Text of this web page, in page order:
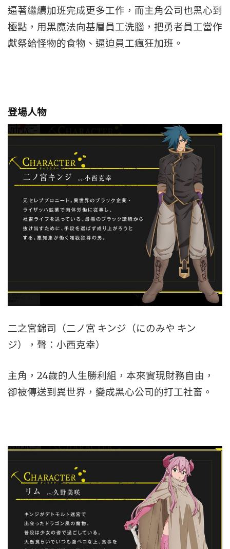
逼著繼續加班完成更多工作，而主角公司也黑心到
極點，用黑魔法向基層員工洗腦，把勇者員工當作
獻祭給怪物的食物、逼迫員工瘋狂加班。
登場人物
二之宮錦司（二ノ宮 キンジ（にのみや キン
ジ），聲：小西克幸）
主角，24歲的人生勝利組，本來實現財務自由，
卻被傳送到異世界，變成黑心公司的打工社畜。